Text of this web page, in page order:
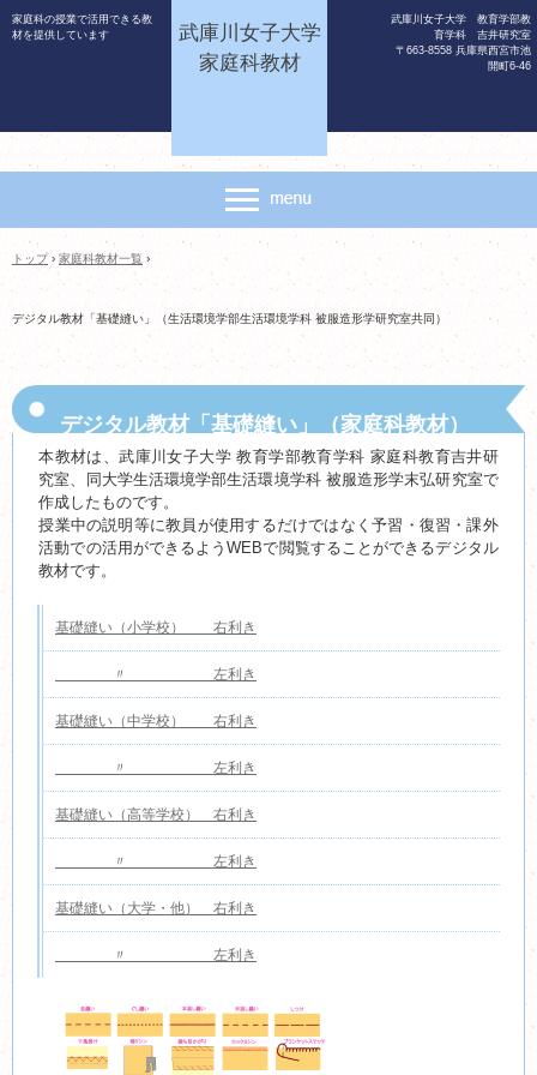
武庫川女子大学
家庭科教材
家庭科の授業で活用できる教
材を提供しています
武庫川女子大学 教育学部教
育学科 吉井研究室
〒663-8558 兵庫県西宮市池
開町6-46
トップ › 家庭科教材一覧 ›
デジタル教材「基礎縫い」（生活環境学部生活環境学科 被服造形学研究室共同）
デジタル教材「基礎縫い」（家庭科教材）
本教材は、武庫川女子大学 教育学部教育学科 家庭科教育吉井研
究室、同大学生活環境学部生活環境学科 被服造形学末弘研究室で
作成したものです。
授業中の説明等に教員が使用するだけではなく予習・復習・課外
活動での活用ができるようWEBで閲覧することができるデジタル
教材です。
基礎縫い（小学校） 右利き
〃 左利き
基礎縫い（中学校） 右利き
〃 左利き
基礎縫い（高等学校） 右利き
〃 左利き
基礎縫い（大学・他） 右利き
〃 左利き